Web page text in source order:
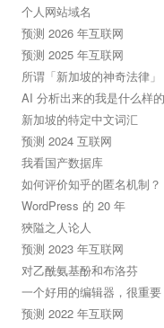
个人网站域名
预测 2026 年互联网
预测 2025 年互联网
所谓「新加坡的神奇法律
AI 分析出来的我是什么样的
新加坡的特定中文词汇
预测 2024 互联网
我看国产数据库
如何评价知乎的匿名机制？
WordPress 的 20 年
狹隘之人论人
预测 2023 年互联网
对乙酰氨基酚和布洛芬
一个好用的编辑器，很重要
预测 2022 年互联网